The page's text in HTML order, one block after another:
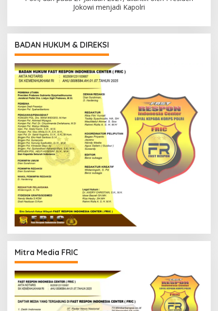
Jokowi menjadi Kapolri
BADAN HUKUM & DIREKSI
Mitra Media FRIC